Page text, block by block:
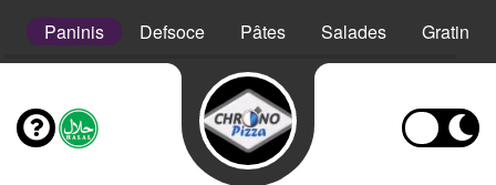
Paninis Defsoce Pâtes Salades Gratins